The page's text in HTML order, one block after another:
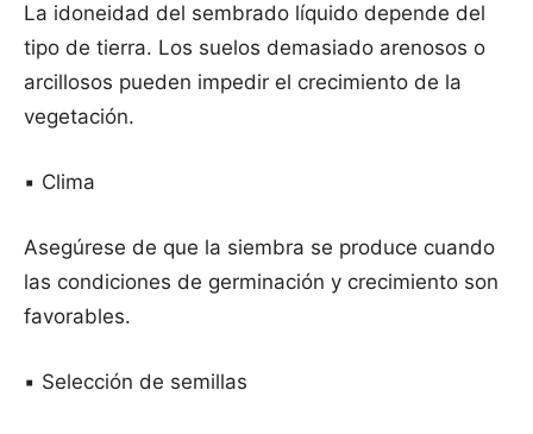
La idoneidad del sembrado líquido depende del
tipo de tierra. Los suelos demasiado arenosos o
arcillosos pueden impedir el crecimiento de la
vegetación.
▪️ Clima
Asegúrese de que la siembra se produce cuando
las condiciones de germinación y crecimiento son
favorables.
▪️ Selección de semillas